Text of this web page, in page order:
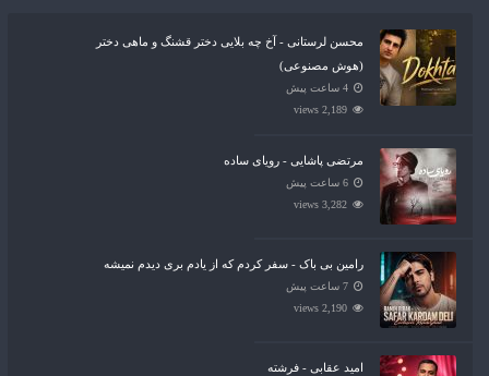
محسن لرستانی - آخ چه بلایی دختر قشنگ و ماهی دختر
(هوش مصنوعی)
4 ساعت پیش
2,189 views
مرتضی پاشایی - رویای ساده
6 ساعت پیش
3,282 views
رامین بی باک - سفر کردم که از یادم بری دیدم نمیشه
7 ساعت پیش
2,190 views
امید عقابی - فرشته